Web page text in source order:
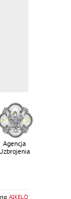
Agencja
AIKELO